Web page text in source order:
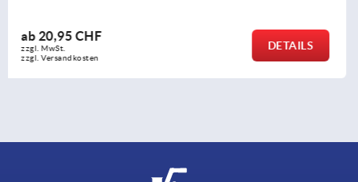
ab222,20 CHF
zzgl. MwSt.
zzgl. Versandkosten
DETAILS